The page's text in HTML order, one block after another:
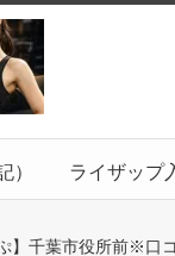
） ライザップ
】千葉市役所前※口